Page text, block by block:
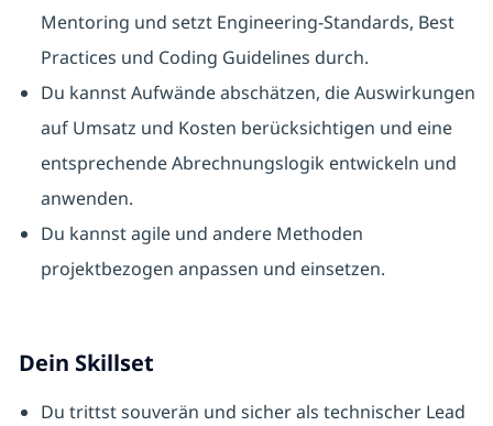
Mentoring und setzt Engineering-Standards, Best
Practices und Coding Guidelines durch.
Du kannst Aufwände abschätzen, die Auswirkungen
auf Umsatz und Kosten berücksichtigen und eine
entsprechende Abrechnungslogik entwickeln und
anwenden.
Du kannst agile und andere Methoden
projektbezogen anpassen und einsetzen.
Dein Skillset
Du trittst souverän und sicher als technischer Lead